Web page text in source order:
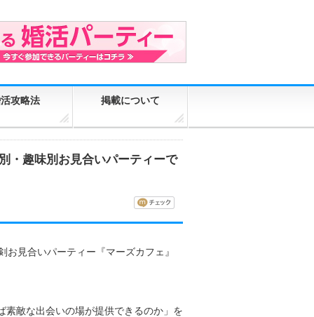
攻略法 掲載について
・趣味別お見合いパーティーで
お見合いパーティー『マーズカフェ』
素敵な出会いの場が提供できるのか」を